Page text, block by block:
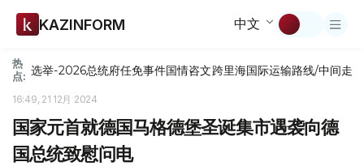
KAZINFORM 中文
热
点: 选举-2026总统府任免事件国情咨文跨里海国际运输路线/中间走廊
16:49, 21 12月 2024
国家元首就德国马格德堡圣诞集市遇袭向德
国总统致慰问电